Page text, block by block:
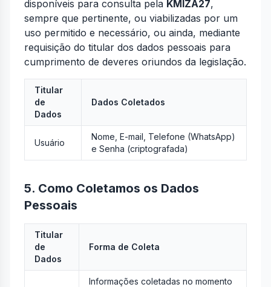
disponíveis para consulta pela KMIZA27,
sempre que pertinente, ou viabilizadas por um
uso permitido e necessário, ou ainda, mediante
requisição do titular dos dados pessoais para
cumprimento de deveres oriundos da legislação.
Titular
de
Dados
Dados Coletados
Usuário
Nome, E-mail, Telefone (WhatsApp)
e Senha (criptografada)
5. Como Coletamos os Dados
Pessoais
Titular
de
Dados
Forma de Coleta
Informações coletadas no momento